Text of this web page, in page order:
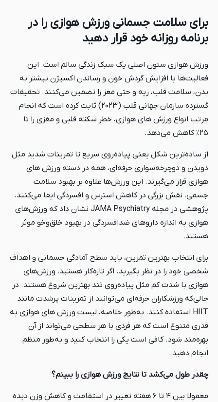
برای سلامت جسمانی ورزش هوازی را در
برنامه روزانه خود قرار دهید
ورزش هوازی ستون اصلی یک سبک زندگی سالم است. این
فعالیت‌ها با افزایش گردش خون و رساندن اکسیژن بیشتر به
بدن، سلامت قلب، ریه و حتی مغز را تضمین می‌کنند. تحقیقات
گسترده سازمان جهانی قلب (۲۰۲۳) ثابت کرده است که انجام
مرتب انواع ورزش های هوازی، خطر سکته قلبی و مغزی را تا
۲۵٪ کاهش می‌دهد.
از ساده‌ترین شکل یعنی پیاده‌روی سریع تا تمرینات شدید مثل
دویدن و دوچرخه‌سواری حرفه‌ای، همه در دسته ورزش های
هوازی قرار می‌گیرند. این ورزش‌ها علاوه بر بهبود سلامت
جسمی، نقش بزرگی در کاهش استرس و افسردگی ایفا می‌کنند.
پژوهشی در مجله JAMA Psychiatry نشان داد که ورزش‌های
هوازی به اندازه داروهای ضدافسردگی در بهبود خلق‌وخو موثر
هستند.
برای انتخاب بهترین تمرین، باید سطح آمادگی جسمانی و اهداف
شخصی خود را در نظر بگیرید. اگر تازه‌کار هستید، ورزش‌های
هوازی با شدت کم مثل پیاده‌روی تند بهترین شروع هستند. در
حالی‌که ورزشکاران حرفه‌ای می‌توانند از تمرینات پرشدت مانند
HIIT استفاده کنند. به‌طور خلاصه، لیست ورزش های هوازی به
قدری متنوع است که هر فردی با هر سطحی می‌تواند از آن
بهره‌مند شود. کافی است یکی را انتخاب کنید و به‌طور منظم
انجام دهید.
چقدر طول می‌کشد تا نتایج ورزش هوازی را ببینم؟
معمولا بین ۴ تا ۶ هفته تغییر در استقامت و کاهش وزن دیده